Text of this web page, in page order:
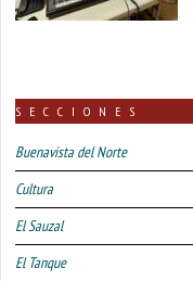
SECCIONES
Buenavista del Norte
Cultura
El Sauzal
El Tanque